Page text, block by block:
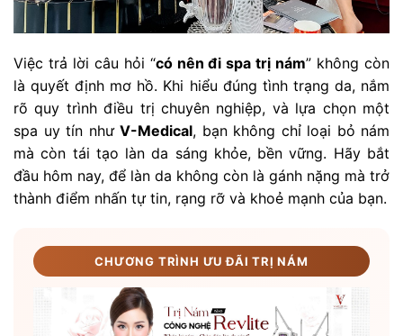
Việc trả lời câu hỏi “có nên đi spa trị nám” không còn
là quyết định mơ hồ. Khi hiểu đúng tình trạng da, nắm
rõ quy trình điều trị chuyên nghiệp, và lựa chọn một
spa uy tín như V-Medical, bạn không chỉ loại bỏ nám
mà còn tái tạo làn da sáng khỏe, bền vững. Hãy bắt
đầu hôm nay, để làn da không còn là gánh nặng mà trở
thành điểm nhấn tự tin, rạng rỡ và khoẻ mạnh của bạn.
CHƯƠNG TRÌNH ƯU ĐÃI TRỊ NÁM